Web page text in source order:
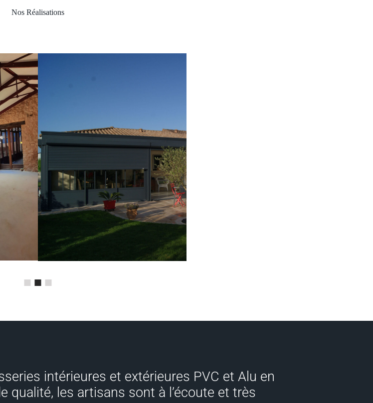
Nos Réalisations
intérieures et extérieures PVC et Alu en
qualité, les artisans sont à l’écoute et très